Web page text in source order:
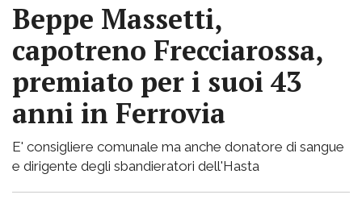
Beppe Massetti,
capotreno Frecciarossa,
premiato per i suoi 43
anni in Ferrovia
E' consigliere comunale ma anche donatore di sangue
e dirigente degli sbandieratori dell'Hasta